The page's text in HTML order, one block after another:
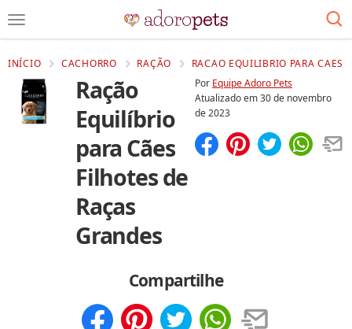
INÍCIO CACHORRO RAÇÃO RACAO EQUILIBRIO PARA CAES
Ração
Equilíbrio
para Cães
Filhotes de
Raças
Grandes
Por Equipe Adoro Pets
Atualizado em30 de novembro
de 2023
Compartilhe